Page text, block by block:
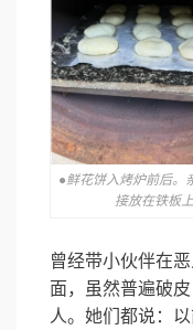
●鲜花饼入烤炉前后。
接放在铁板
曾经带小伙伴在
面，虽然普遍破
人。她们都说：